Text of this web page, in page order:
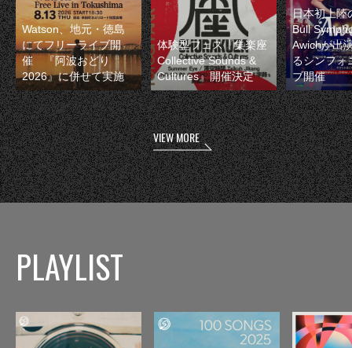
Watson、地元・徳島
にてフリーライブ開
催 『阿波おどり
2026』に併せて実施
体験型フェス『集楽座
Collective Sounds &
Cultures』開催決定
日本初上陸
Bull
Awichが出
るシンフォ
ブ開催
VIEW MORE
PLAYLIST